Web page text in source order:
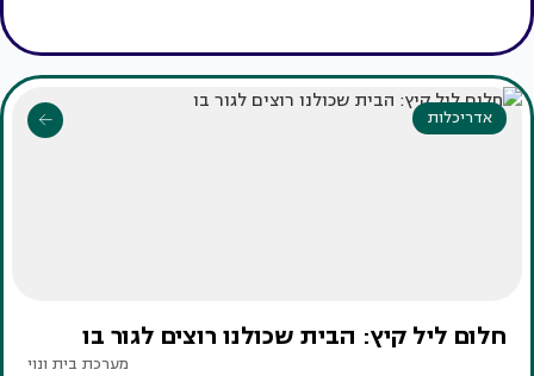
אדריכלות
חלום ליל קיץ: הבית שכולנו רוצים לגור בו
מערכת בית ונוי